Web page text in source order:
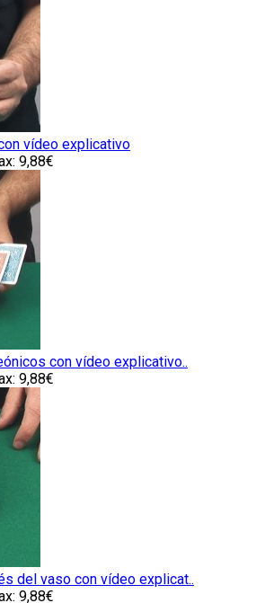
vídeo explicativo
9,88€
con vídeo explicativo..
9,88€
del vaso con vídeo explicat..
9,88€